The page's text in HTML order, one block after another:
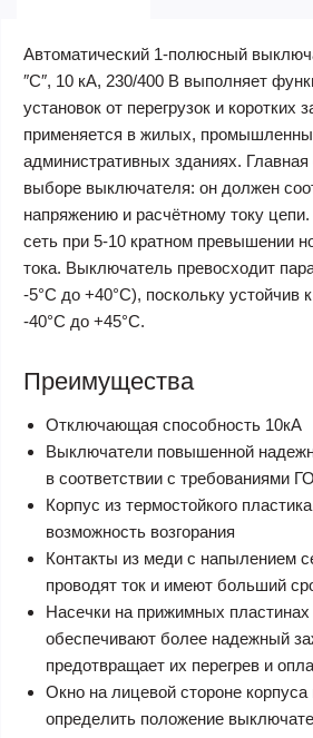
Автоматический 1-полюсный
″C″, 10 кА, 230/400 В выполняет
установок от перегрузок и коротких
применяется в жилых,
административных зданиях.
выборе выключателя: он должен
напряжению и расчётному току
сеть при 5-10 кратном превышении
тока. Выключатель превосходит
-5°С до +40°С), поскольку устойчив
-40°С до +45°С.
Преимущества
Отключающая способность 10кА
Выключатели повышенной
в соответствии с требованиями
Корпус из термостойкого
возможность возгорания
Контакты из меди с напылением
проводят ток и имеют больший
Насечки на прижимных пластинах
обеспечивают более надежный
предотвращает их перегрев и
Окно на лицевой стороне корпуса
определить положение